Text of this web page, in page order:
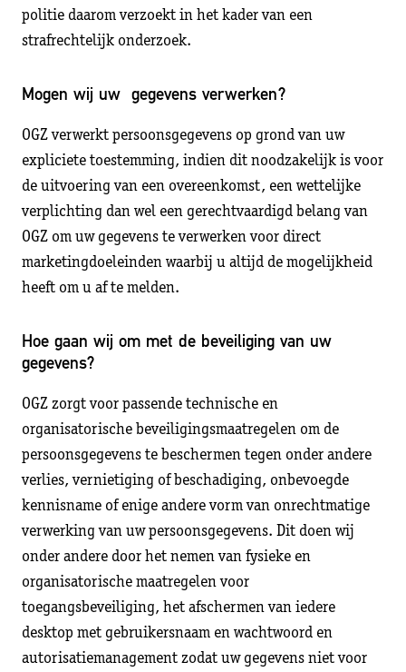
politie daarom verzoekt in het kader van een
strafrechtelijk onderzoek.
Mogen wij uw gegevens verwerken?
OGZ verwerkt persoonsgegevens op grond van uw
expliciete toestemming, indien dit noodzakelijk is voor
de uitvoering van een overeenkomst, een wettelijke
verplichting dan wel een gerechtvaardigd belang van
OGZ om uw gegevens te verwerken voor direct
marketingdoeleinden waarbij u altijd de mogelijkheid
heeft om u af te melden.
Hoe gaan wij om met de beveiliging van uw
gegevens?
OGZ zorgt voor passende technische en
organisatorische beveiligingsmaatregelen om de
persoonsgegevens te beschermen tegen onder andere
verlies, vernietiging of beschadiging, onbevoegde
kennisname of enige andere vorm van onrechtmatige
verwerking van uw persoonsgegevens. Dit doen wij
onder andere door het nemen van fysieke en
organisatorische maatregelen voor
toegangsbeveiliging, het afschermen van iedere
desktop met gebruikersnaam en wachtwoord en
autorisatiemanagement zodat uw gegevens niet voor